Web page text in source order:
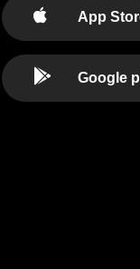
App
Google